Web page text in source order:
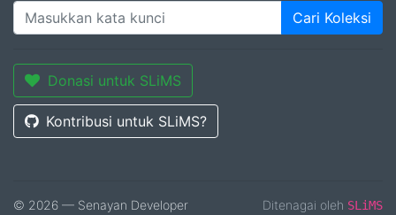
Cari Koleksi
Donasi untuk SLiMS
Kontribusi untuk SLiMS?
© 2026 — Senayan Developer
Ditenagai oleh SLiMS